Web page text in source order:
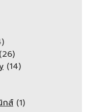
(26)
(14)
กส์ (1)